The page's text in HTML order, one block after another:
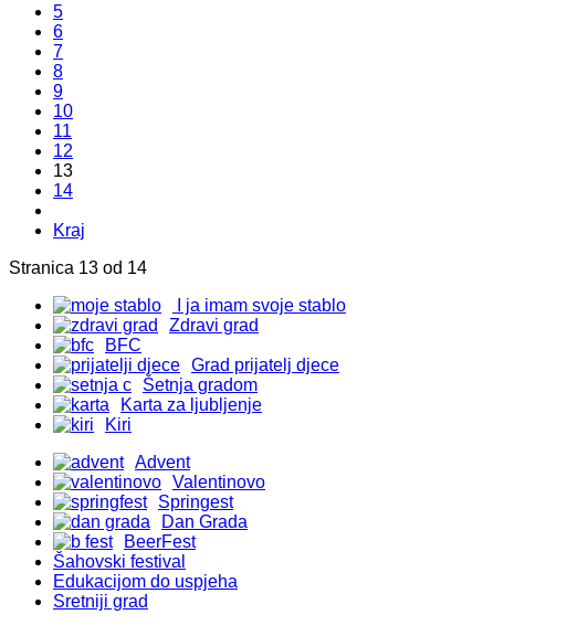
5
6
7
8
9
10
11
12
13
14
Kraj
Stranica 13 od 14
I ja imam svoje stablo
Zdravi grad
BFC
Grad prijatelj djece
Šetnja gradom
Karta za ljubljenje
Kiri
Advent
Valentinovo
Springest
Dan Grada
BeerFest
Šahovski festival
Edukacijom do uspjeha
Sretniji grad